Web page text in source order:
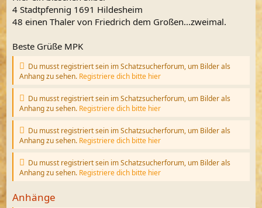
4 Stadtpfennig 1691 Hildesheim
48 einen Thaler von Friedrich dem Großen...zweimal.
Beste Grüße MPK
Du musst registriert sein im Schatzsucherforum, um Bilder als
Anhang zu sehen. Registriere dich bitte hier
Du musst registriert sein im Schatzsucherforum, um Bilder als
Anhang zu sehen. Registriere dich bitte hier
Du musst registriert sein im Schatzsucherforum, um Bilder als
Anhang zu sehen. Registriere dich bitte hier
Du musst registriert sein im Schatzsucherforum, um Bilder als
Anhang zu sehen. Registriere dich bitte hier
Anhänge